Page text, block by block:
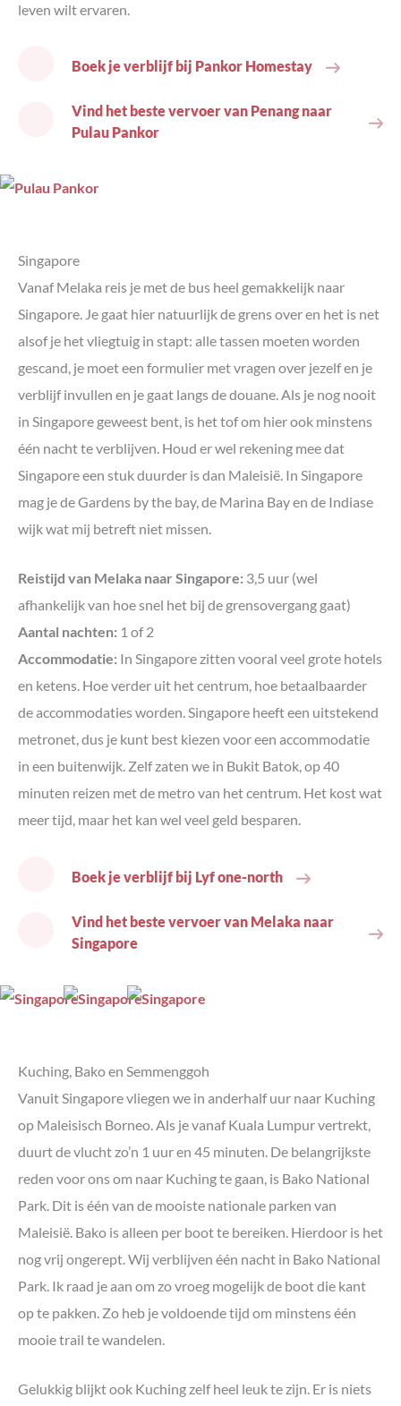
leven wilt ervaren.
Boek je verblijf bij Pankor Homestay
Vind het beste vervoer van Penang naar
Pulau Pankor
Singapore
Vanaf Melaka reis je met de bus heel gemakkelijk naar
Singapore. Je gaat hier natuurlijk de grens over en het is net
alsof je het vliegtuig in stapt: alle tassen moeten worden
gescand, je moet een formulier met vragen over jezelf en je
verblijf invullen en je gaat langs de douane. Als je nog nooit
in Singapore geweest bent, is het tof om hier ook minstens
één nacht te verblijven. Houd er wel rekening mee dat
Singapore een stuk duurder is dan Maleisië. In Singapore
mag je de Gardens by the bay, de Marina Bay en de Indiase
wijk wat mij betreft niet missen.
Reistijd van Melaka naar Singapore: 3,5 uur (wel
afhankelijk van hoe snel het bij de grensovergang gaat)
Aantal nachten: 1 of 2
Accommodatie: In Singapore zitten vooral veel grote hotels
en ketens. Hoe verder uit het centrum, hoe betaalbaarder
de accommodaties worden. Singapore heeft een uitstekend
metronet, dus je kunt best kiezen voor een accommodatie
in een buitenwijk. Zelf zaten we in Bukit Batok, op 40
minuten reizen met de metro van het centrum. Het kost wat
meer tijd, maar het kan wel veel geld besparen.
Boek je verblijf bij Lyf one-north
Vind het beste vervoer van Melaka naar
Singapore
Kuching, Bako en Semmenggoh
Vanuit Singapore vliegen we in anderhalf uur naar Kuching
op Maleisisch Borneo. Als je vanaf Kuala Lumpur vertrekt,
duurt de vlucht zo’n 1 uur en 45 minuten. De belangrijkste
reden voor ons om naar Kuching te gaan, is Bako National
Park. Dit is één van de mooiste nationale parken van
Maleisië. Bako is alleen per boot te bereiken. Hierdoor is het
nog vrij ongerept. Wij verblijven één nacht in Bako National
Park. Ik raad je aan om zo vroeg mogelijk de boot die kant
op te pakken. Zo heb je voldoende tijd om minstens één
mooie trail te wandelen.
Gelukkig blijkt ook Kuching zelf heel leuk te zijn. Er is niets